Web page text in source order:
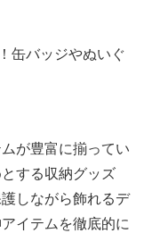
缶バッジやぬいぐ
が豊富に揃ってい
する収納グッズ
しながら飾れるデ
イテムを徹底的に